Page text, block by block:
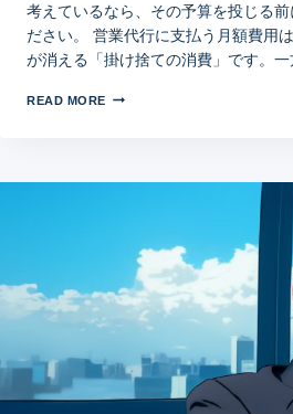
考えているなら、その予算を投じる前
ださい。 営業代行に支払う月額費用
が消える「掛け捨ての消費」です。
READ MORE